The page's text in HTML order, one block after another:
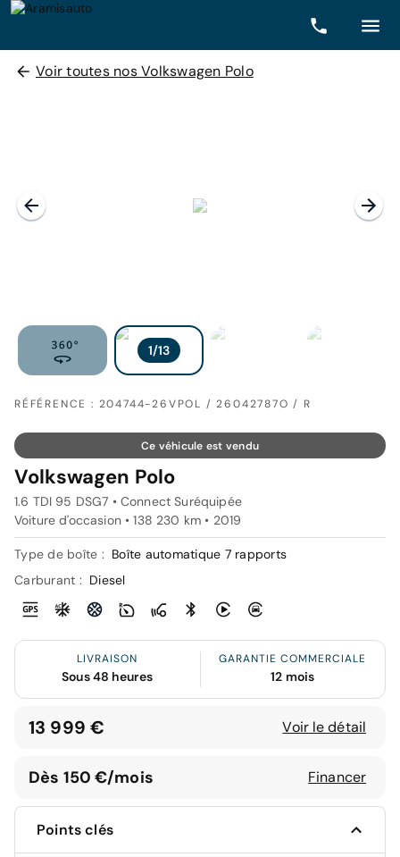
Voir toutes nos Volkswagen Polo
RÉFÉRENCE : 204744-26VPOL / 26042787O / R
Ce véhicule est vendu
Volkswagen Polo
1.6 TDI 95 DSG7 • Connect Suréquipée
Voiture d'occasion • 138 230 km • 2019
Type de boîte : Boîte automatique 7 rapports
Carburant : Diesel
LIVRAISON
Sous 48 heures
GARANTIE COMMERCIALE
12 mois
13 999 € Voir le détail
Dès 150 €/mois Financer
Points clés